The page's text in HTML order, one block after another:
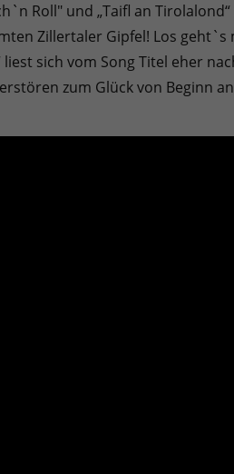
Roll" und „Taifl an Tirolalond“
Zillertaler Gipfel! Los geht`s
sich vom Song Titel eher
zum Glück von Beginn